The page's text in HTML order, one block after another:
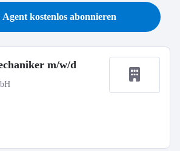
Agent kostenlos abonnieren
m/w/d